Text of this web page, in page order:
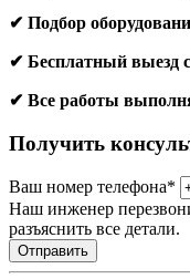
✔ Подбор
✔ Бесплатный выезд
✔ Все работы
Получить
Ваш номер телефона*
Наш инженер
разъяснить все детали.
Отправить